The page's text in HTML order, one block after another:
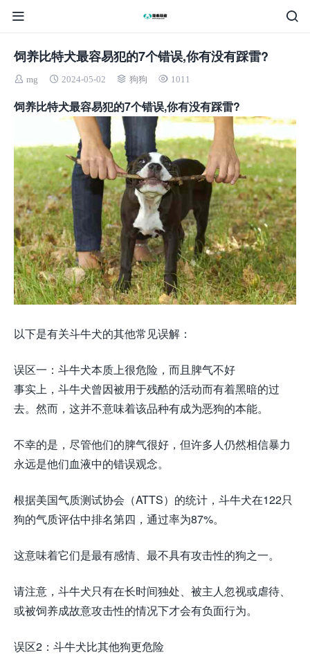
饲养比特犬最容易犯的7个错误,你有没有踩雷?
mg 2024-05-02 狗狗 1011
饲养比特犬最容易犯的7个错误,你有没有踩雷?
以下是有关斗牛犬的其他常见误解：
误区一：斗牛犬本质上很危险，而且脾气不好
事实上，斗牛犬曾因被用于残酷的活动而有着黑暗的过
去。然而，这并不意味着该品种有成为恶狗的本能。
不幸的是，尽管他们的脾气很好，但许多人仍然相信暴力
永远是他们血液中的错误观念。
根据美国气质测试协会（ATTS）的统计，斗牛犬在122只
狗的气质评估中排名第四，通过率为87%。
这意味着它们是最有感情、最不具有攻击性的狗之一。
请注意，斗牛犬只有在长时间独处、被主人忽视或虐待、
或被饲养成故意攻击性的情况下才会有负面行为。
误区2：斗牛犬比其他狗更危险